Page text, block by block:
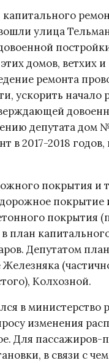
вошли улица
домов, ветхих
ремонта
ускорить
депутата дом
в 2017-2018 годов,
покрытия и
покрытие
покрытия
план
Депутатом
Колхозной.
в министерство
изменения
Для пассажиров-
в связи с